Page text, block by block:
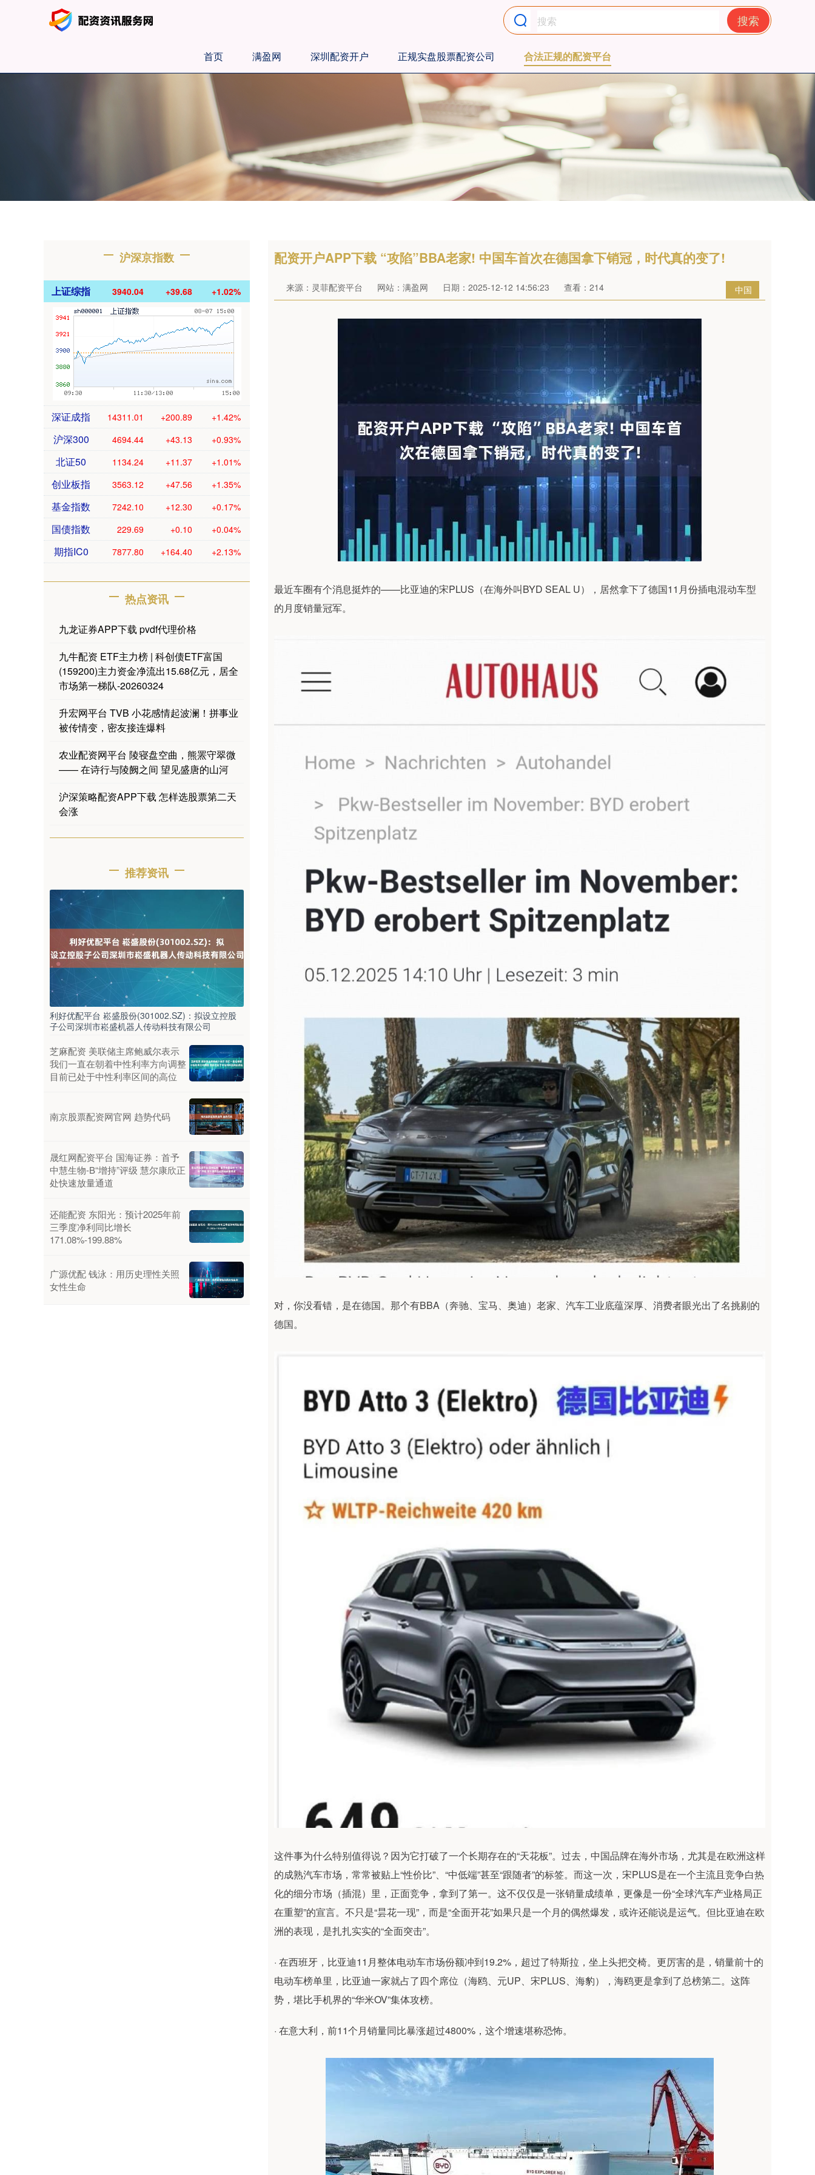
搜索
首页 满盈网 深圳配资开户 正规实盘股票配资公司 合法正规的配资平台
配资开户APP下载 “攻陷”BBA老家! 中国车首次在德国拿下销冠，时代真的变了!
中国
来源：灵菲配资平台 网站：满盈网 日期：2025-12-12 14:56:23 查看：214
最近车圈有个消息挺炸的——比亚迪的宋PLUS（在海外叫BYD SEAL U），居然拿下了德国11月份插电混动车型
的月度销量冠军。
对，你没看错，是在德国。那个有BBA（奔驰、宝马、奥迪）老家、汽车工业底蕴深厚、消费者眼光出了名挑剔的
德国。
这件事为什么特别值得说？因为它打破了一个长期存在的“天花板”。过去，中国品牌在海外市场，尤其是在欧洲这样
的成熟汽车市场，常常被贴上“性价比”、“中低端”甚至“跟随者”的标签。而这一次，宋PLUS是在一个主流且竞争白热
化的细分市场（插混）里，正面竞争，拿到了第一。这不仅仅是一张销量成绩单，更像是一份“全球汽车产业格局正
在重塑”的宣言。不只是“昙花一现”，而是“全面开花”如果只是一个月的偶然爆发，或许还能说是运气。但比亚迪在欧
洲的表现，是扎扎实实的“全面突击”。
· 在西班牙，比亚迪11月整体电动车市场份额冲到19.2%，超过了特斯拉，坐上头把交椅。更厉害的是，销量前十的
电动车榜单里，比亚迪一家就占了四个席位（海鸥、元UP、宋PLUS、海豹），海鸥更是拿到了总榜第二。这阵
势，堪比手机界的“华米OV”集体攻榜。
· 在意大利，前11个月销量同比暴涨超过4800%，这个增速堪称恐怖。
沪深京指数
上证综指 3940.04 +39.68 +1.02%
深证成指 14311.01 +200.89 +1.42%
沪深300 4694.44 +43.13 +0.93%
北证50 1134.24 +11.37 +1.01%
创业板指 3563.12 +47.56 +1.35%
基金指数 7242.10 +12.30 +0.17%
国债指数 229.69 +0.10 +0.04%
期指IC0 7877.80 +164.40 +2.13%
热点资讯
九龙证券APP下载 pvdf代理价格
九牛配资 ETF主力榜 | 科创债ETF富国
(159200)主力资金净流出15.68亿元，居全
市场第一梯队-20260324
升宏网平台 TVB 小花感情起波澜！拼事业
被传情变，密友接连爆料
农业配资网平台 陵寝盘空曲，熊罴守翠微
—— 在诗行与陵阙之间 望见盛唐的山河
沪深策略配资APP下载 怎样选股票第二天
会涨
推荐资讯
利好优配平台 崧盛股份(301002.SZ)：拟设立控股
子公司深圳市崧盛机器人传动科技有限公司
芝麻配资 美联储主席鲍威尔表示
我们一直在朝着中性利率方向调整
目前已处于中性利率区间的高位
南京股票配资网官网 趋势代码
晟红网配资平台 国海证券：首予
中慧生物-B“增持”评级 慧尔康欣正
处快速放量通道
还能配资 东阳光：预计2025年前
三季度净利同比增长
171.08%-199.88%
广源优配 钱泳：用历史理性关照
女性生命